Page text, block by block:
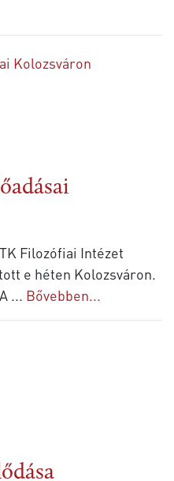
Filozófiai Intézet
e héten Kolozsváron.
... Bővebben...